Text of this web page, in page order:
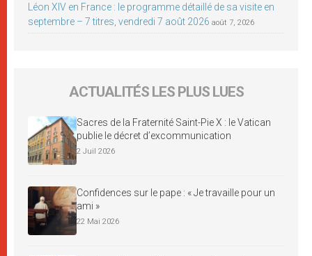
Léon XIV en France : le programme détaillé de sa visite en
septembre – 7 titres, vendredi 7 août 2026 août 7, 2026
ACTUALITÉS LES PLUS LUES
Sacres de la Fraternité Saint-Pie X : le Vatican
publie le décret d’excommunication
2 Juil 2026
Confidences sur le pape : « Je travaille pour un
ami »
22 Mai 2026